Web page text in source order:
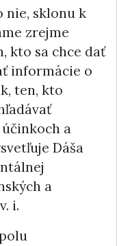
nie, sklonu k
zrejme
kto sa chce dať
informácie o
ten, kto
a
Dáša
a
i.